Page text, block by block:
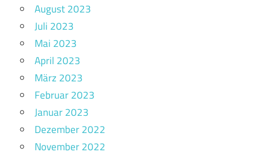
August 2023
Juli 2023
Mai 2023
April 2023
März 2023
Februar 2023
Januar 2023
Dezember 2022
November 2022